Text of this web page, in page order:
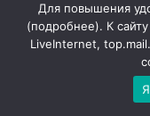
трудовых
уменьшился на 15
прошлого года.
Кто едет и
Для повышения
(подробнее). К
LiveInternet,